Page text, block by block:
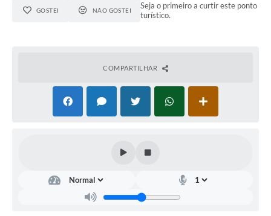
GOSTEI NÃO GOSTEI
Seja o primeiro a curtir este ponto
turístico.
COMPARTILHAR